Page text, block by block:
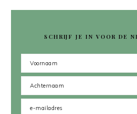
SCHRIJF JE IN VOOR DE